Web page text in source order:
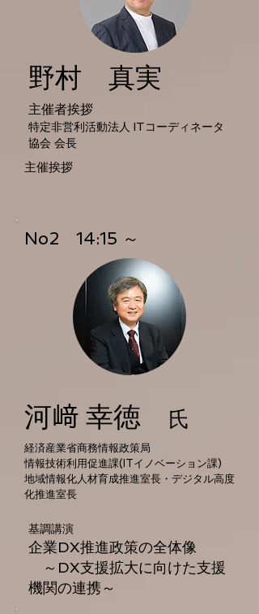
野村 真実
主催者挨拶
特定非営利活動法人 ITコーディネータ
協会 会長
主催挨拶
No2 14:15 ～
河﨑 幸徳 氏
経済産業省商務情報政策局
情報技術利用促進課(ITイノベーション課)
地域情報化人材育成推進室長・デジタル高度
化推進室長
基調講演
企業DX推進政策の全体像
～DX支援拡大に向けた支援
機関の連携～